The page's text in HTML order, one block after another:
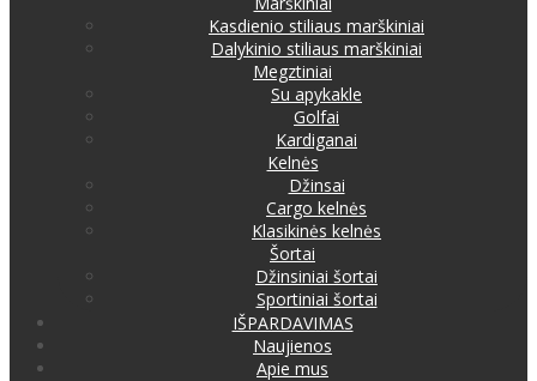
Kasdienio stiliaus marškiniai
Dalykinio stiliaus marškiniai
Megztiniai
Su apykakle
Golfai
Kardiganai
Kelnės
Džinsai
Cargo kelnės
Klasikinės kelnės
Šortai
Džinsiniai šortai
Sportiniai šortai
IŠPARDAVIMAS
Naujienos
Apie mus